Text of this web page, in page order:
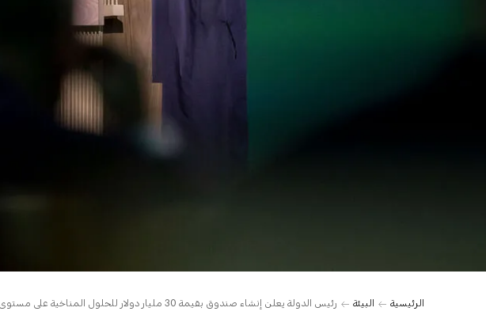
الرئيسية البيئة رئيس الدولة يعلن إنشاء صندوق بقيمة 30 مليار دولار للحلول المناخية على مستوى العالم